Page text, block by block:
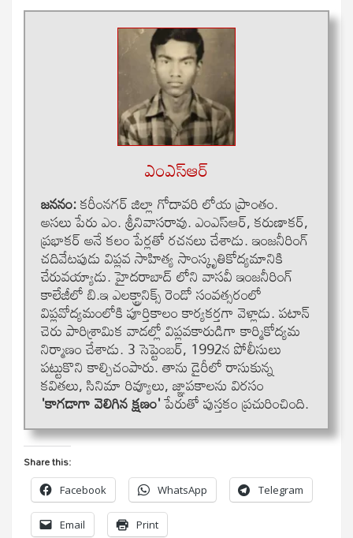
ఎంఎస్ఆర్
జననం:కరీంనగర్ జిల్లా గోదావరి లోయ ప్రాంతం.
అసలు పేరు ఎం. శ్రీనివాసరావు. ఎంఎస్ఆర్, కరుణాకర్,
ప్రభాకర్ అనే కలం పేర్లతో రచనలు చేశాడు. ఇంజనీరింగ్
చదివేటపుడు విప్లవ సాహిత్య సాంస్కృతికోద్యమానికి
చేరువయ్యాడు. హైదరాబాద్ లోని వాసవీ ఇంజనీరింగ్
కాలేజీలో బి.ఇ ఎలక్ట్రానిక్స్ రెండో సంవత్సరంలో
విప్లవోద్యమంలోకి పూర్తికాలం కార్యకర్తగా వెళ్లాడు. పటాన్
చెరు పారిశ్రామిక వాడల్లో విప్లవకారుడిగా కార్మికోద్యమ
నిర్మాణం చేశాడు. 3 సెప్టెంబర్, 1992న పోలీసులు
పట్టుకొని కాల్చిచంపారు. తాను డైరీలో రాసుకున్న
కవితలు, సినిమా రివ్యూలు, జ్ఞాపకాలను విరసం
'కాగడాగా వెలిగిన క్షణం'పేరుతో పుస్తకం ప్రచురించింది.
Share this:
Facebook WhatsApp Telegram
Email Print